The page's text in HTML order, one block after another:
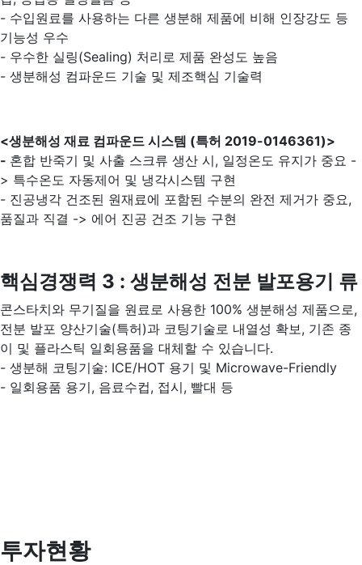
- 수입원료를 사용하는 다른 생분해 제품에 비해 인장강도 등
기능성 우수
- 우수한 실링(Sealing) 처리로 제품 완성도 높음
- 생분해성 컴파운드 기술 및 제조핵심 기술력
<생분해성 재료 컴파운드 시스템 (특허 2019-0146361)>
- 혼합 반죽기 및 사출 스크류 생산 시, 일정온도 유지가 중요 -
> 특수온도 자동제어 및 냉각시스템 구현
- 진공냉각 건조된 원재료에 포함된 수분의 완전 제거가 중요,
품질과 직결 -> 에어 진공 건조 기능 구현
핵심경쟁력 3 : 생분해성 전분 발포용기 류
콘스타치와 무기질을 원료로 사용한 100% 생분해성 제품으로,
전분 발포 양산기술(특허)과 코팅기술로 내열성 확보, 기존 종
이 및 플라스틱 일회용품을 대체할 수 있습니다.
- 생분해 코팅기술: ICE/HOT 용기 및 Microwave-Friendly
- 일회용품 용기, 음료수컵, 접시, 빨대 등
투자현황